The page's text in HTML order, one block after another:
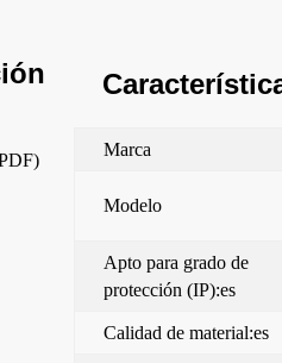
Marca
Modelo
Apto para grado de
protección (IP):es
Calidad de material:es